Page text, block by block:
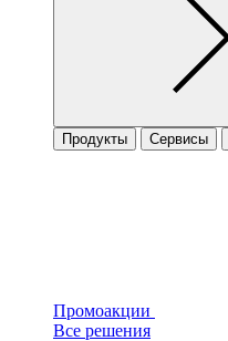
Продукты Сервисы
Промоакции
Все решения